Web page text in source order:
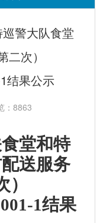
警大队食堂
次）
结果公示
：8863
堂和特
送服务
1结果